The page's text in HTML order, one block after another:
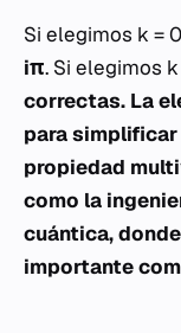
Si elegimos k = 0
iπ. Si elegimos k
correctas. La
para
propiedad
como la
cuántica,
importante